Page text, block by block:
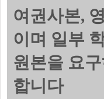
여권사본,
이며 일부
원본을 요
합니다